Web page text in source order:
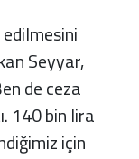
Seyyar,
de ceza
140 bin lira
için